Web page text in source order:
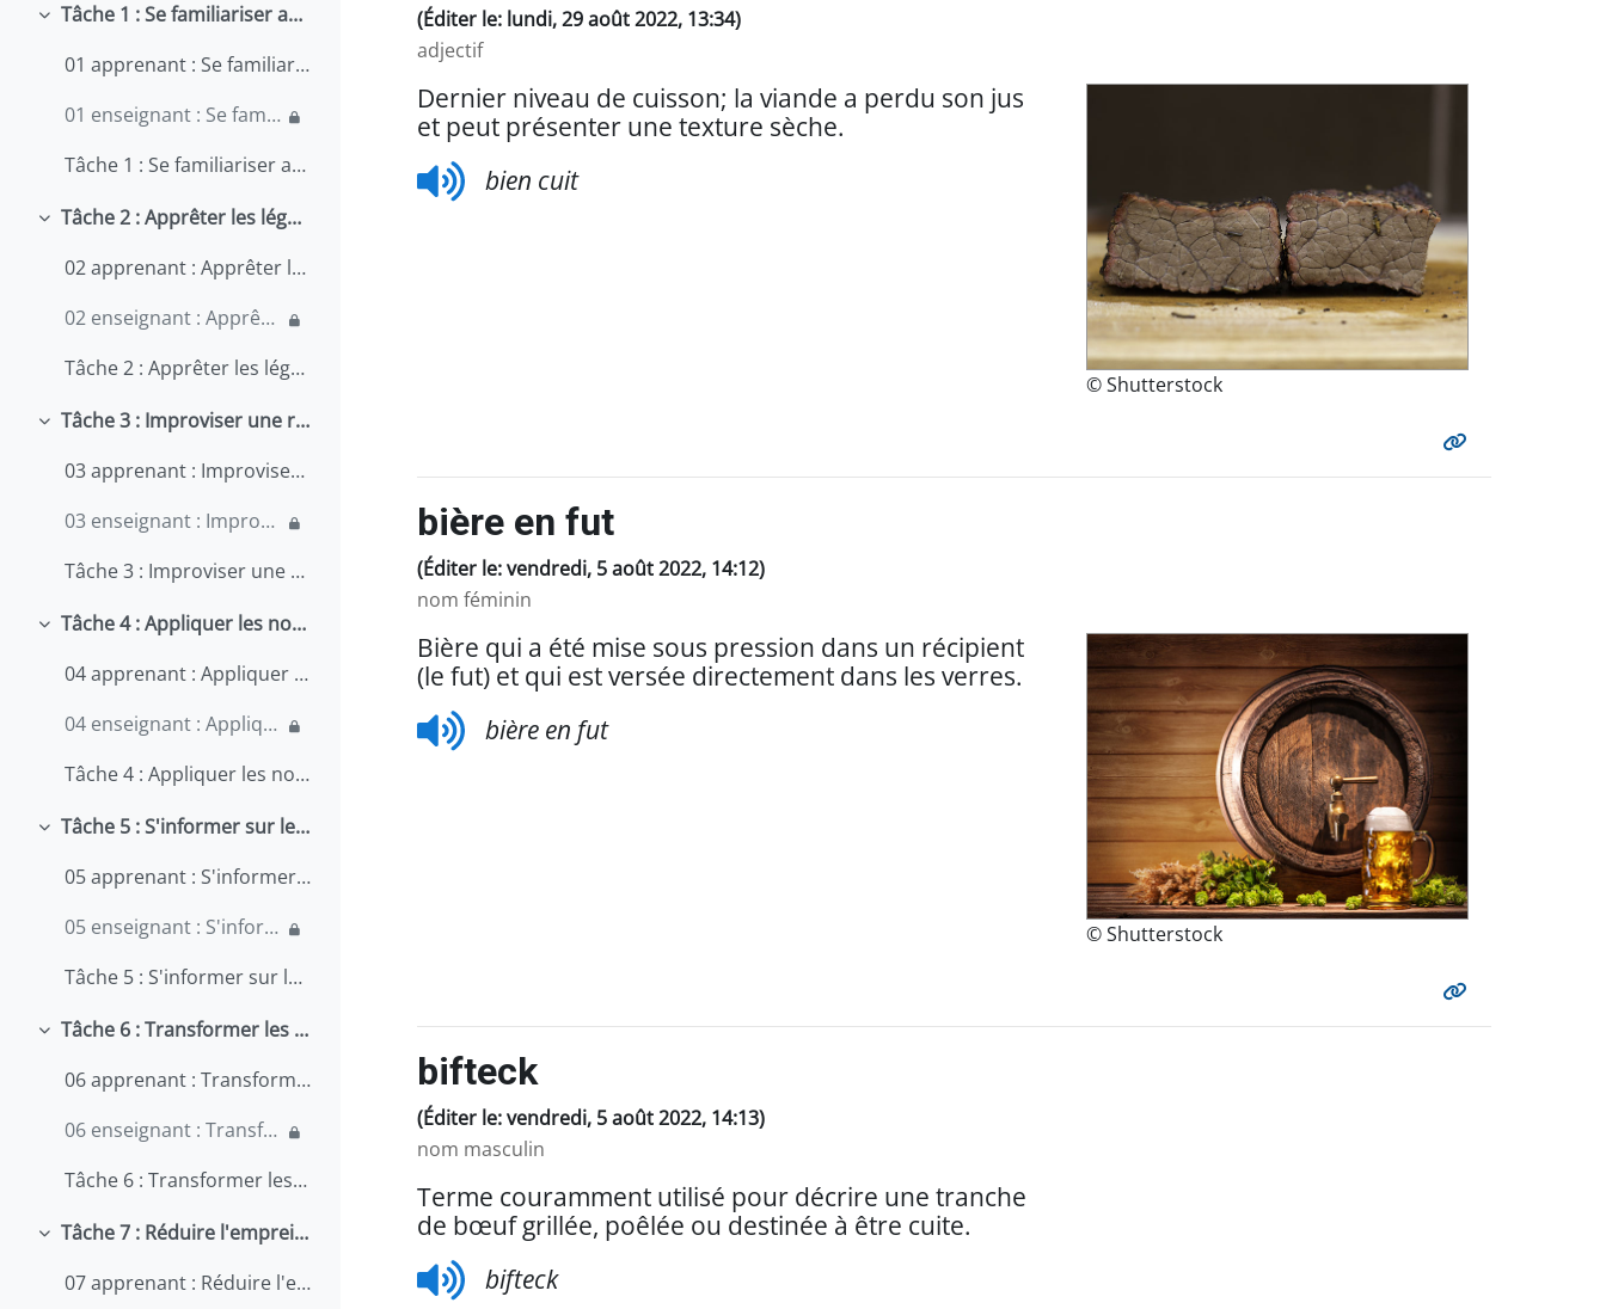
Replier
Tâche 1 : Se familiariser avec le milieu de la restauration au Québec
01 apprenant : Se familiariser avec le milieu de la restauration au Québec
01 enseignant : Se familiariser avec le milieu de la restauration au Québec
Tâche 1 : Se familiariser avec le milieu de la restauration au Québec
Replier
Tâche 2 : Apprêter les légumes
02 apprenant : Apprêter les légumes
02 enseignant : Apprêter les légumes
Tâche 2 : Apprêter les légumes
Replier
Tâche 3 : Improviser une recette de dernière minute
03 apprenant : Improviser une recette de dernière minute
03 enseignant : Improviser une recette de dernière minute
Tâche 3 : Improviser une recette de dernière minute
Replier
Tâche 4 : Appliquer les normes du travail du Québec
04 apprenant : Appliquer les normes du travail au Québec
04 enseignant : Appliquer les normes du travail au Québec
Tâche 4 : Appliquer les normes du travail au Québec
Replier
Tâche 5 : S'informer sur les heures de travail
05 apprenant : S'informer sur les heures de travail
05 enseignant : S'informer sur les heures de travail
Tâche 5 : S'informer sur les heures de travail
Replier
Tâche 6 : Transformer les recettes classiques
06 apprenant : Transformer les recettes classiques
06 enseignant : Transformer les recettes classiques
Tâche 6 : Transformer les recettes classiques
Replier
Tâche 7 : Réduire l'empreinte écologique de son restaurant
07 apprenant : Réduire l'empreinte écologique de son restaurant
(Éditer le: lundi, 29 août 2022, 13:34)
adjectif
Dernier niveau de cuisson; la viande a perdu son jus
et peut présenter une texture sèche.
bien cuit
© Shutterstock
bière en fut
(Éditer le: vendredi, 5 août 2022, 14:12)
nom féminin
Bière qui a été mise sous pression dans un récipient
(le fut) et qui est versée directement dans les verres.
bière en fut
© Shutterstock
bifteck
(Éditer le: vendredi, 5 août 2022, 14:13)
nom masculin
Terme couramment utilisé pour décrire une tranche
de bœuf grillée, poêlée ou destinée à être cuite.
bifteck